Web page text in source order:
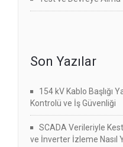
Son Yazılar
154 kV Kablo Başlığı
Kontrolü ve İş Güvenliği
SCADA Verileriyle
ve İnverter İzleme Nasıl